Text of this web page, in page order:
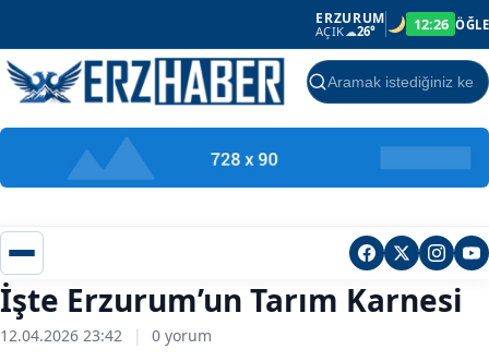
ERZURUM
AÇIK ☁26° 12:26 ÖĞLE
Ara
İşte Erzurum’un Tarım Karnesi
12.04.2026 23:42 | 0 yorum